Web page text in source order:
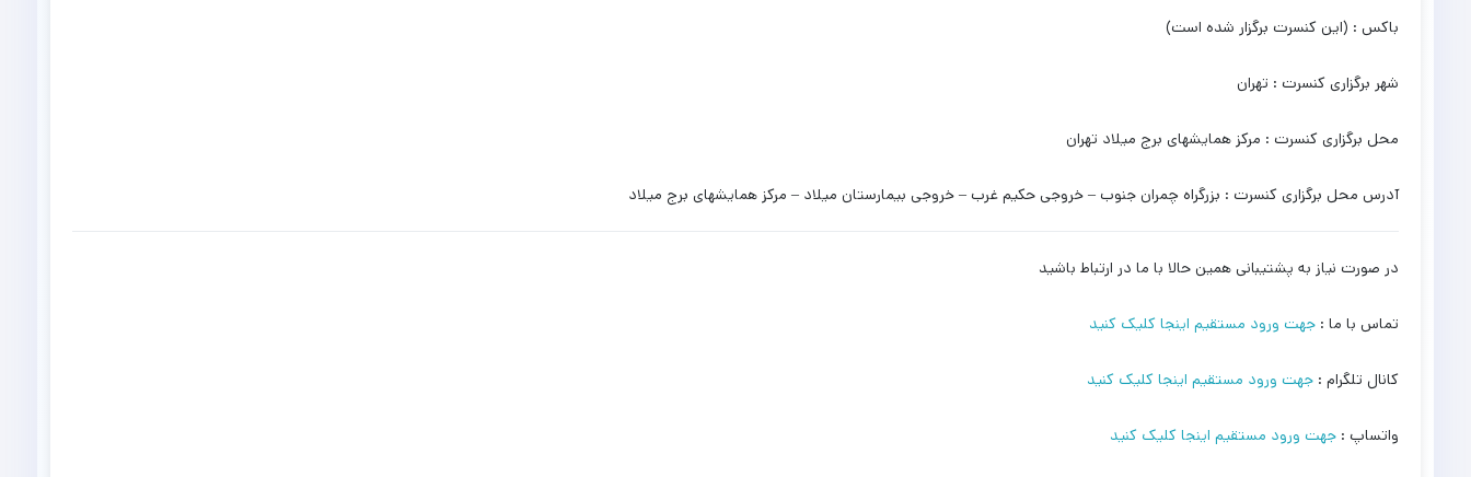
باکس : (این کنسرت برگزار شده است)
شهر برگزاری کنسرت : تهران
محل برگزاری کنسرت : مرکز همایشهای برج میلاد تهران
آدرس محل برگزاری کنسرت : بزرگراه چمران جنوب – خروجی حکیم غرب – خروجی بیمارستان میلاد – مرکز همایشهای برج میلاد
در صورت نیاز به پشتیبانی همین حالا با ما در ارتباط باشید
تماس با ما : جهت ورود مستقیم اینجا کلیک کنید
کانال تلگرام : جهت ورود مستقیم اینجا کلیک کنید
واتساپ : جهت ورود مستقیم اینجا کلیک کنید